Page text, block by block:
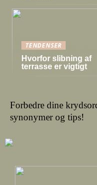
TENDENSER
Hvorfor slibning af
terrasse er vigtigt
Forbedre dine
synonymer og tips!